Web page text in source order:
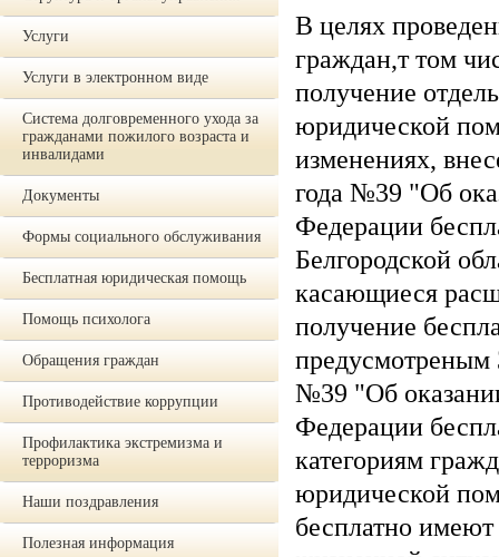
Услуги
Услуги в электронном виде
Система долговременного ухода за
гражданами пожилого возраста и
инвалидами
Документы
Формы социального обслуживания
Бесплатная юридическая помощь
Помощь психолога
Обращения граждан
Противодействие коррупции
Профилактика экстремизма и
терроризма
Наши поздравления
Полезная информация
В целях
граждан,т том
получение
юридической
изменениях,
года №39 "Об
Федерации
Белгородской
касающиеся
получение
предусмотреным
№39 "Об
Федерации
категориям
юридической
бесплатно